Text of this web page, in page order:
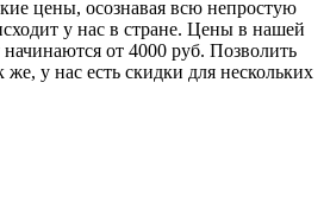
цены, осознавая всю непростую
у нас в стране. Цены в нашей
от 4000 руб. Позволить
у нас есть скидки для нескольких